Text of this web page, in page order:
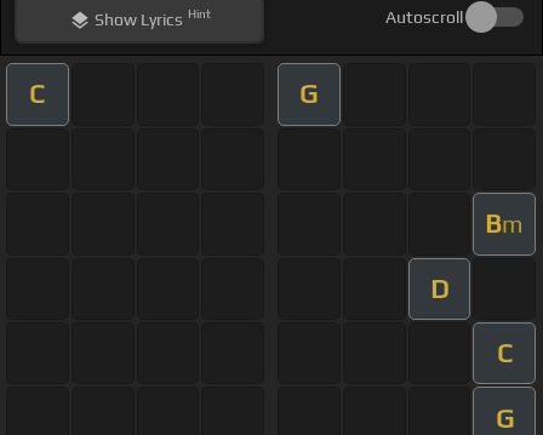
ShowLyrics Hint Autoscroll
C G
Bm
D
C
G